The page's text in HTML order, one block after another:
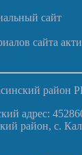
сайт
сайта
район
адрес:
район, с.